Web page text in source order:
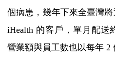
個病患，幾年下來全臺灣
iHealth 的客戶，單月配送
營業額與員工數也以每年 2